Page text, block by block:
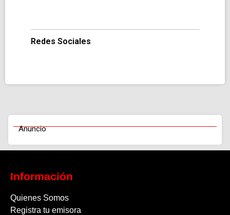
Redes Sociales
Anuncio
Información
Quienes Somos
Registra tu emisora